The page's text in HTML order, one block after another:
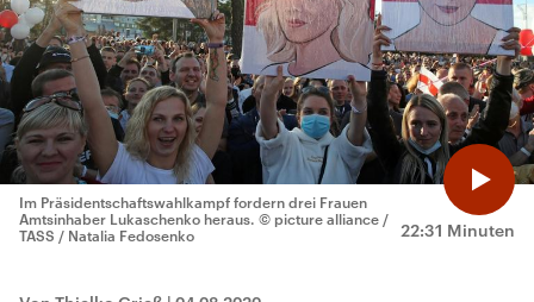
22:31 Minuten
Im Präsidentschaftswahlkampf fordern drei Frauen
Amtsinhaber Lukaschenko heraus. © picture alliance /
TASS / Natalia Fedosenko